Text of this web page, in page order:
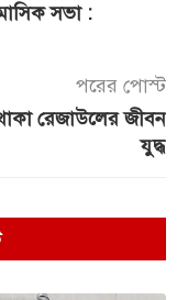
সভা :
পরের পোস্ট
রেজাউলের জীবন
যুদ্ধ